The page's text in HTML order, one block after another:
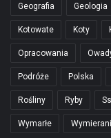
Geografia Geologia
Kotowate Koty
Opracowania
Podróże Polska
Rośliny Ryby
Wymarłe